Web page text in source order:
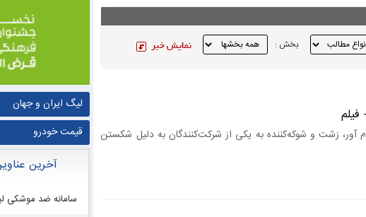
بخش :
زشت و شوکه‌کننده به یکی از شرکت‌کنندگان به دلیل شکستن
لیگ ایران و جهان
قیمت خودرو
آخرین
سامانه ضد موشکی